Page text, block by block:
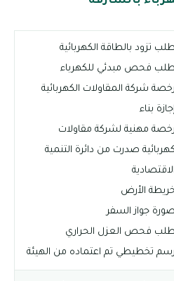
طلب تزود بالطاقة الكهربائية
طلب فحص مبدئي للكهرباء
رخصة شركة المقاولات الكهربائية
إجازة بناء
رخصة مهنية لشركة مقاولات
كهربائية صدرت من دائرة التنمية
الاقتصادية
خريطة الأرض
صورة جواز السفر
طلب فحص العزل الحراري
رسم تخطيطي تم اعتماده من الهيئة